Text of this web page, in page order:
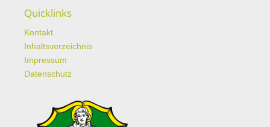
Quicklinks
Kontakt
Inhaltsverzeichnis
Impressum
Datenschutz